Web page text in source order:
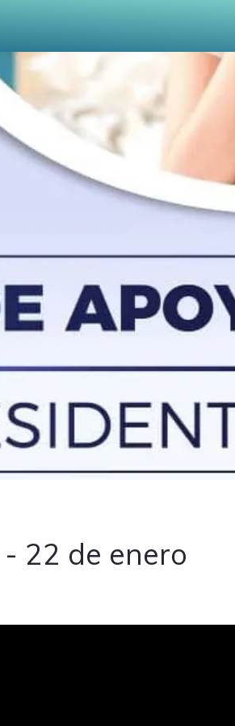
22 de enero